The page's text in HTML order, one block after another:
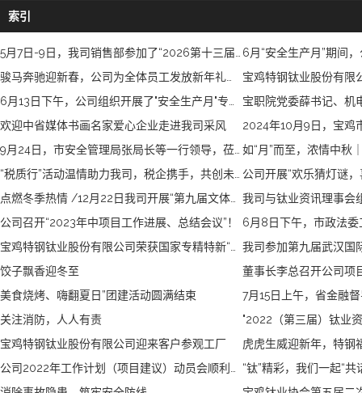
索引
欢迎中省媒体书画名家爱心企业走进我司采风
公司召开“2023年中项目工作进展、总结会议”！
饺子飘香迎冬至
董事长李总召开公司项
美食烧烤、嗨翻夏日”团建活动圆满结束
关注消防，人人有责
宝鸡特钢钛业股份有限公司迎来客户参观工厂
虎虎生威迎新年，特钢
“钛”精彩，我们一起“共